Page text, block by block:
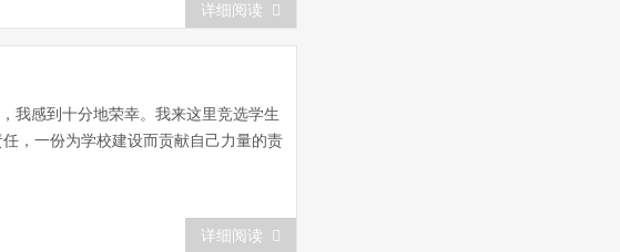
详细阅读
感到十分地荣幸。我来这里竞选学生
，一份为学校建设而贡献自己力量的责
详细阅读